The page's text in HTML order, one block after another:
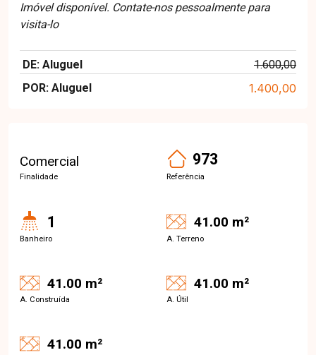
Imóvel disponível. Contate-nos pessoalmente para
visita-lo
DE: Aluguel
1.600,00
POR: Aluguel
1.400,00
Comercial
Finalidade
973
Referência
1
Banheiro
41.00 m²
A. Terreno
41.00 m²
A. Construída
41.00 m²
A. Útil
41.00 m²